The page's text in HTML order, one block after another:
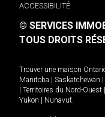
ACCESSIBILITÉ
© SERVICES
TOUS DROITS
Trouver une maison
Manitoba | Saskatchewan |
| Territoires du Nord-Ouest |
Yukon | Nunavut